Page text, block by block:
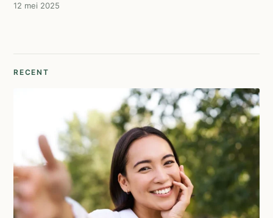
12 mei 2025
RECENT